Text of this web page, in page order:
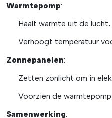
Warmtepomp:
Haalt warmte uit de
Verhoogt temperatuur
Zonnepanelen:
Zetten zonlicht om in
Voorzien de
Samenwerking: